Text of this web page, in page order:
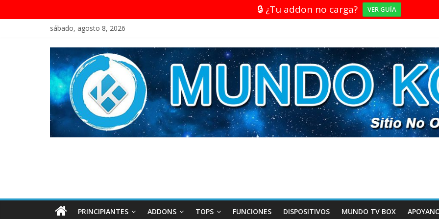
🔒 ¿Tu addon no carga? VER GUÍA
sábado, agosto 8, 2026
PRINCIPIANTES ADDONS TOPS FUNCIONES DISPOSITIVOS MUNDO TV BOX